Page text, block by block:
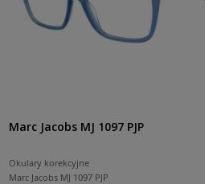
Marc Jacobs MJ 1097 PJP
Okulary korekcyjne
Marc Jacobs MJ 1097 PJP